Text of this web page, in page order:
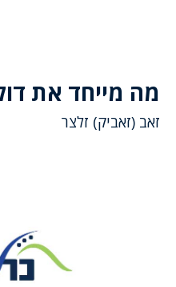
מה מייחד את
זאב (זאביק) זלצר